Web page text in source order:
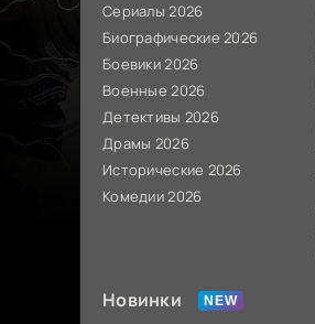
Сериалы 2026
Биографические 2026
Боевики 2026
Военные 2026
Детективы 2026
Драмы 2026
Исторические 2026
Комедии 2026
Новинки